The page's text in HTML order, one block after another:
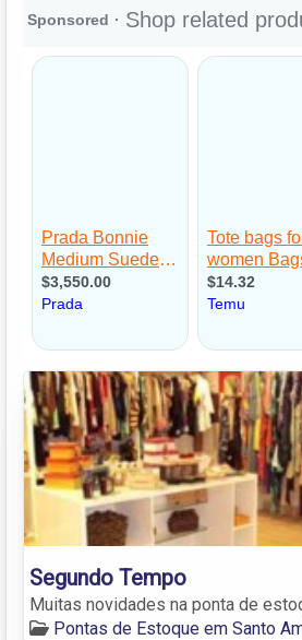
Segundo Tempo
Muitas novidades na ponta de
Pontas de Estoque em Santo